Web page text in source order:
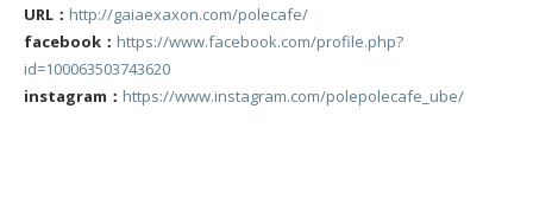
URL： http://gaiaexaxon.com/polecafe/
facebook： https://www.facebook.com/profile.php?
id=100063503743620
instagram： https://www.instagram.com/polepolecafe_ube/